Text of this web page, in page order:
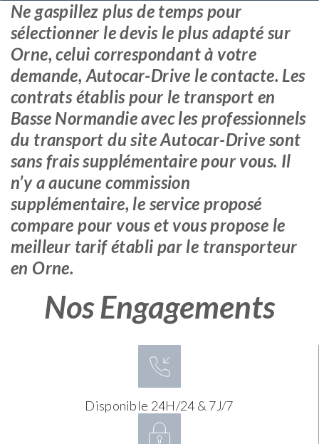
Ne gaspillez plus de temps pour
sélectionner le devis le plus adapté sur
Orne, celui correspondant à votre
demande, Autocar-Drive le contacte. Les
contrats établis pour le transport en
Basse Normandie avec les professionnels
du transport du site Autocar-Drive sont
sans frais supplémentaire pour vous. Il
n’y a aucune commission
supplémentaire, le service proposé
compare pour vous et vous propose le
meilleur tarif établi par le transporteur
en Orne.
Nos Engagements
Disponible 24H/24 & 7J/7